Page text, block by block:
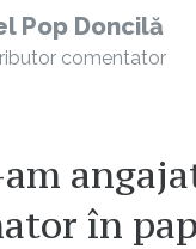
Pop Doncilă
comentator
am
în